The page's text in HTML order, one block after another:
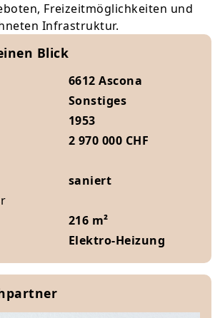
Freizeitmöglichkeiten und
Infrastruktur.
Blick
6612 Ascona
Sonstiges
1953
2 970 000 CHF
saniert
216 m²
Elektro-Heizung